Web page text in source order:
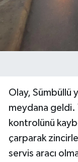
Olay, Sümbüllü
meydana geldi.
kontrolünü
çarparak
servis aracı
YEREL
ASAYİŞ
SEÇİM 2015